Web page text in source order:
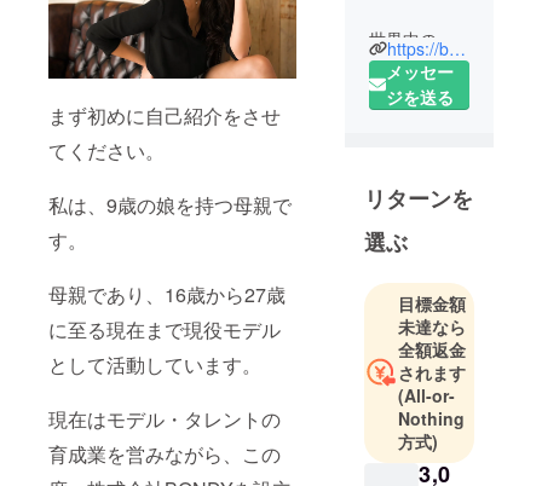
まず初めに自己紹介をさせ
てください。
私は、9歳の娘を持つ母親で
す。
母親であり、16歳から27歳
に至る現在まで現役モデル
として活動しています。
現在はモデル・タレントの
育成業を営みながら、この
世界中のマ
マを笑顔に
をコンセプ
を展開して
いきたいと
思ってきま
す。
代表自らも
母親である
ため、母親
目線そして
シングルマ
ザー、ファ
ザーのため
https://bondy.beauty/
メッセー
ジを送る
リターンを
選ぶ
目標金額
未達なら
全額返金
されます
(All-or-
Nothing
方式)
3,0